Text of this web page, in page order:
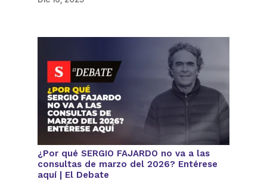
¿Por qué SERGIO FAJARDO no va a las
consultas de marzo del 2026? Entérese
aquí | El Debate